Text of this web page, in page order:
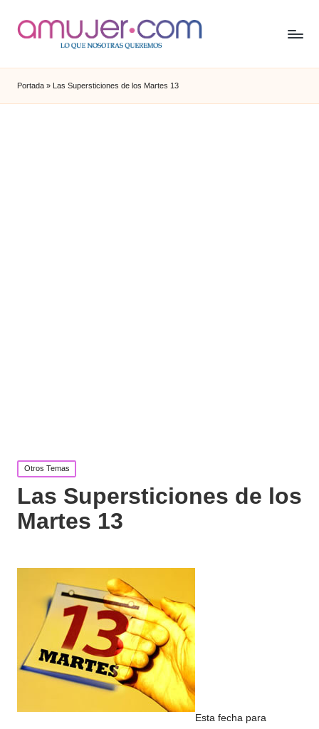
Portada » Las Supersticiones de los Martes 13
Publicada
en
Otros Temas
Las Supersticiones de los
Martes 13
Esta fecha para